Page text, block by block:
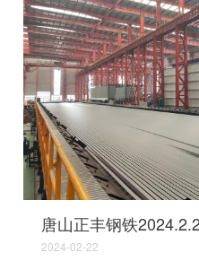
唐山正丰钢铁
2024-02-22